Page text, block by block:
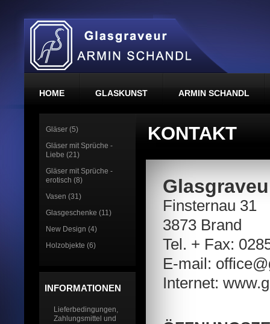
HOME GLASKUNST ARMIN SCHANDL
KONTAKT
Finsternau 31
3873 Brand
Tel. + Fax:
E-mail:
Internet:
Gläser (5)
Gläser mit Sprüche -
Liebe (21)
Gläser mit Sprüche -
erotisch (8)
Vasen (31)
Glasgeschenke (11)
New Design (4)
Holzobjekte (6)
INFORMATIONEN
Lieferbedingungen,
Zahlungsmittel und